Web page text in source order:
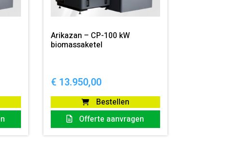
Arikazan – CP-100 kW
biomassaketel
€ 13.950,00
Bestellen
Offerte aanvragen